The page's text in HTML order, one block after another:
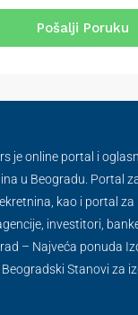
Pošalji Poruku
je online portal i
u Beogradu. Portal
kao i portal
investitori,
– Najveća ponuda
Stanovi za